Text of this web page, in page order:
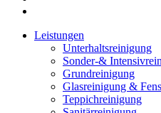
Leistungen
Unterhaltsreinigung
Sonder-&
Grundreinigung
Glasreinigung &
Teppichreinigung